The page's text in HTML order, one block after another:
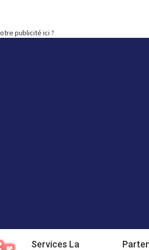
publicité ici ?
Services La